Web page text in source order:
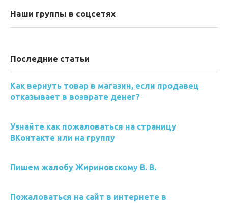
Наши группы в соцсетях
Последние статьи
Как вернуть товар в магазин, если продавец
отказывает в возврате денег?
Узнайте как пожаловаться на страницу
ВКонтакте или на группу
Пишем жалобу Жириновскому В. В.
Пожаловаться на сайт в интернете в